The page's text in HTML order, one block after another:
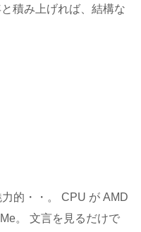
積み上げれば、結構な
的・・。 CPU が AMD
。 文言を見るだけで